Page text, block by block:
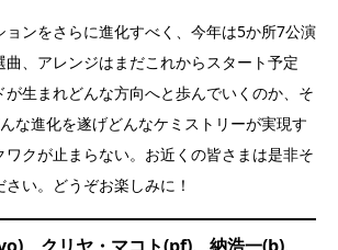
ンをさらに進化すべく、今年は5か所7公演
、アレンジはまだこれからスタート予定
が生まれどんな方向へと歩んでいくのか、そ
な進化を遂げどんなケミストリーが実現す
ワクが止まらない。お近くの皆さまは是非そ
い。どうぞお楽しみに！
、クリヤ・マコト(pf)、納浩一(b)、